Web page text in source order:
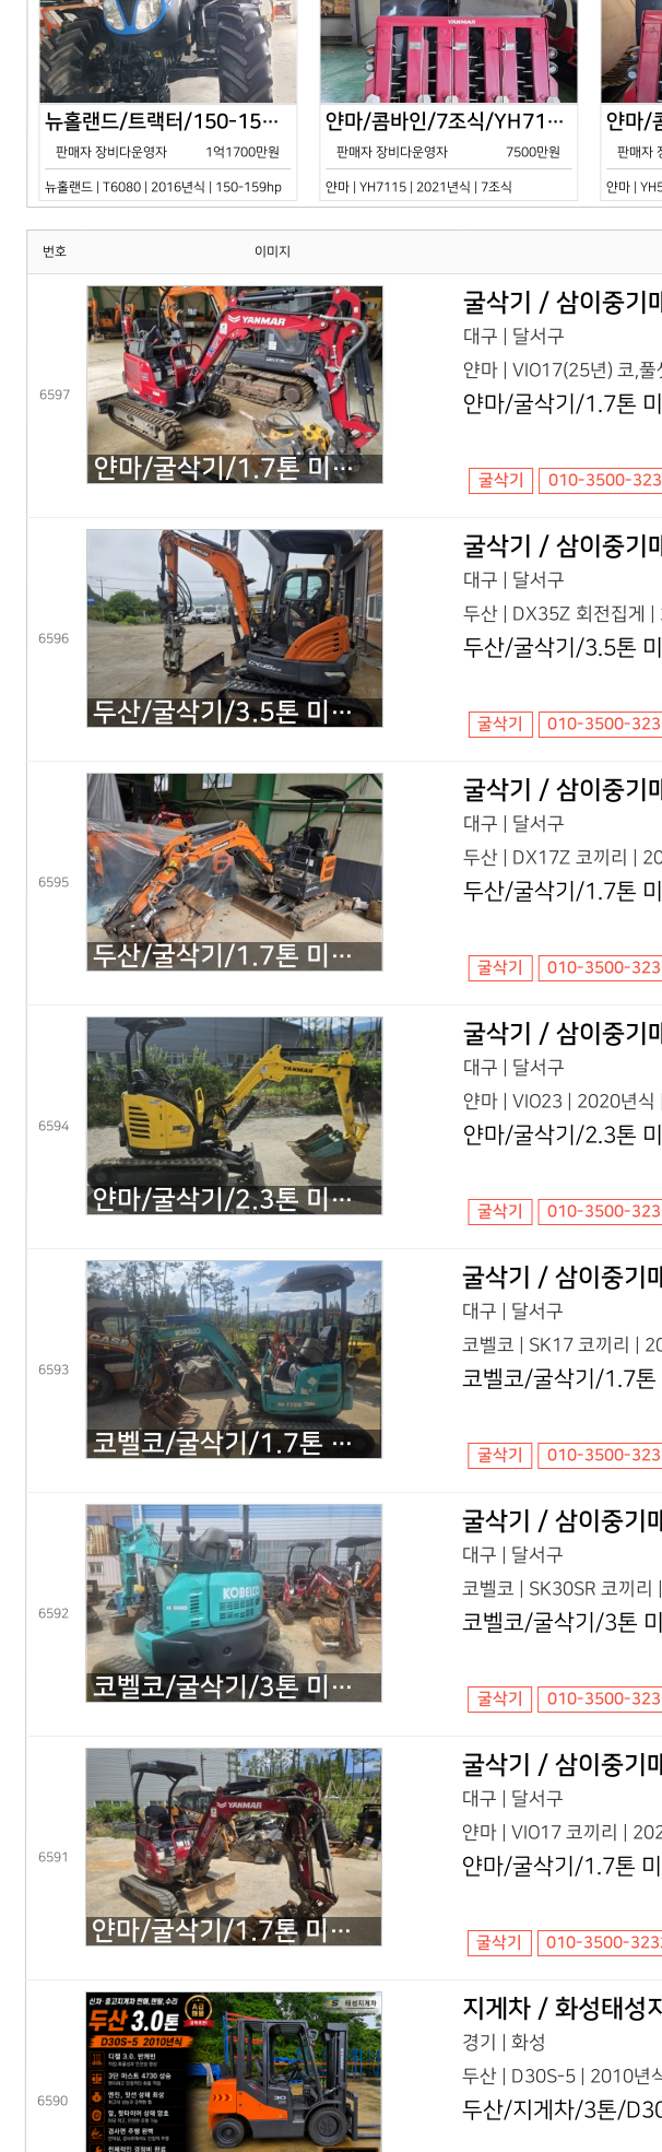
뉴홀랜드/트랙터/150-159hp/T6080/2016년식
판매자 장비다운영자 1억1700만원
뉴홀랜드 | T6080 | 2016년식 | 150-159hp
얀마/콤바인/7조식/YH7115/2021년식
판매자 장비다운영자 7500만원
얀마 | YH7115 | 2021년식 | 7조식
판매자
얀마 |
번호 이미지
6597
얀마/굴삭기/1.7톤 미니굴삭기/VIO17(25년) 코,풀셋
굴삭기 / 삼이중기
대구 | 달서구
얀마 | VIO17(25년) 코,풀
얀마/굴삭기/1.7톤
굴삭기 010-3500-
6596
두산/굴삭기/3.5톤 미니굴삭기/DX35Z 회전집게/2019년식
굴삭기 / 삼이중기
대구 | 달서구
두산 | DX35Z 회전집게 |
두산/굴삭기/3.5톤
굴삭기 010-3500-
6595
두산/굴삭기/1.7톤 미니굴삭기/DX17Z 코끼리/2021년식
굴삭기 / 삼이중기
대구 | 달서구
두산 | DX17Z 코끼리 |
두산/굴삭기/1.7톤
굴삭기 010-3500-
6594
얀마/굴삭기/2.3톤 미니굴삭기/VIO23/2020년식
굴삭기 / 삼이중기
대구 | 달서구
얀마 | VIO23 | 2020년식
얀마/굴삭기/2.3톤
굴삭기 010-3500-
6593
코벨코/굴삭기/1.7톤 미니굴삭기/SK17 코끼리/2016년식
굴삭기 / 삼이중기
대구 | 달서구
코벨코 | SK17 코끼리 |
코벨코/굴삭기/1.7
굴삭기 010-3500-
6592
코벨코/굴삭기/3톤 미니굴삭기/SK30SR 코끼리/2018년식
굴삭기 / 삼이중기
대구 | 달서구
코벨코 | SK30SR 코끼리
코벨코/굴삭기/3톤
굴삭기 010-3500-
6591
얀마/굴삭기/1.7톤 미니굴삭기/VIO17 코끼리/2022년식
굴삭기 / 삼이중기
대구 | 달서구
얀마 | VIO17 코끼리 |
얀마/굴삭기/1.7톤
굴삭기 010-3500-
6590
지게차 / 화성태성
경기 | 화성
두산 | D30S-5 | 2010년
두산/지게차/3톤/